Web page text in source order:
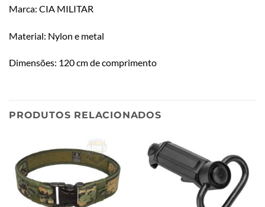
Marca: CIA MILITAR
Material: Nylon e metal
Dimensões: 120 cm de comprimento
PRODUTOS RELACIONADOS